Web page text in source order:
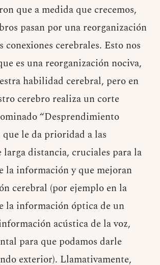
que a medida que crecemos,
pasan por una reorganización
conexiones cerebrales. Esto nos
es una reorganización nociva,
habilidad cerebral, pero en
cerebro realiza un corte
“Desprendimiento
que le da prioridad a las
larga distancia, cruciales para la
la información y que mejoran
cerebral (por ejemplo en la
la información óptica de un
acústica de la voz,
para que podamos darle
exterior). Llamativamente,